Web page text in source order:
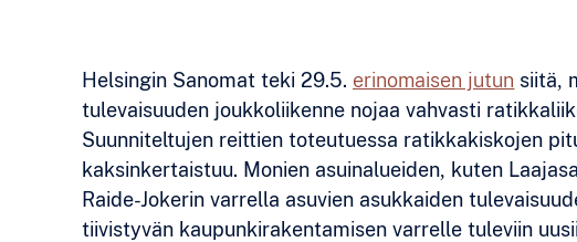
Helsingin Sanomat teki 29.5. erinomaisen jutun siitä,
tulevaisuuden joukkoliikenne nojaa vahvasti
Suunniteltujen reittien toteutuessa ratikkakiskojen
kaksinkertaistuu. Monien asuinalueiden, kuten
Raide-Jokerin varrella asuvien asukkaiden
tiivistyvän kaupunkirakentamisen varrelle tuleviin